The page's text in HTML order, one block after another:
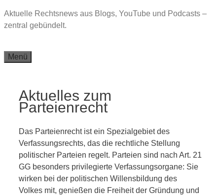
Zum
Inhalt
Aktuelle Rechtsnews aus Blogs, YouTube und Podcasts –
zentral gebündelt.
Menü
Aktuelles zum
Parteienrecht
Das Parteienrecht ist ein Spezialgebiet des
Verfassungsrechts, das die rechtliche Stellung
politischer Parteien regelt. Parteien sind nach Art. 21
GG besonders privilegierte Verfassungsorgane: Sie
wirken bei der politischen Willensbildung des
Volkes mit, genießen die Freiheit der Gründung und